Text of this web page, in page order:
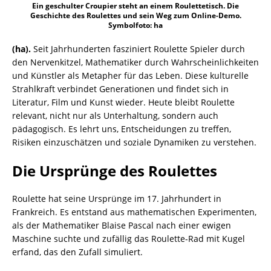
Ein geschulter Croupier steht an einem Roulettetisch. Die
Geschichte des Roulettes und sein Weg zum Online-Demo.
Symbolfoto: ha
(ha). Seit Jahrhunderten fasziniert Roulette Spieler durch
den Nervenkitzel, Mathematiker durch Wahrscheinlichkeiten
und Künstler als Metapher für das Leben. Diese kulturelle
Strahlkraft verbindet Generationen und findet sich in
Literatur, Film und Kunst wieder. Heute bleibt Roulette
relevant, nicht nur als Unterhaltung, sondern auch
pädagogisch. Es lehrt uns, Entscheidungen zu treffen,
Risiken einzuschätzen und soziale Dynamiken zu verstehen.
Die Ursprünge des Roulettes
Roulette hat seine Ursprünge im 17. Jahrhundert in
Frankreich. Es entstand aus mathematischen Experimenten,
als der Mathematiker Blaise Pascal nach einer ewigen
Maschine suchte und zufällig das Roulette-Rad mit Kugel
erfand, das den Zufall simuliert.